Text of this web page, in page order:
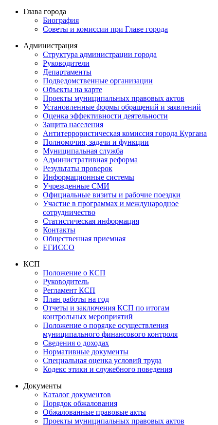
Глава города
Биография
Советы и комиссии при Главе города
Администрация
Структура администрации города
Руководители
Департаменты
Подведомственные организации
Объекты на карте
Проекты муниципальных правовых актов
Установленные формы обращений и заявлений
Оценка эффективности деятельности
Защита населения
Антитеррористическая комиссия города Кургана
Полномочия, задачи и функции
Муниципальная служба
Административная реформа
Результаты проверок
Информационные системы
Учрежденные СМИ
Официальные визиты и рабочие поездки
Участие в программах и международное
сотрудничество
Статистическая информация
Контакты
Общественная приемная
ЕГИССО
КСП
Положение о КСП
Руководитель
Регламент КСП
План работы на год
Отчеты и заключения КСП по итогам
контрольных мероприятий
Положение о порядке осуществления
муниципального финансового контроля
Сведения о доходах
Нормативные документы
Специальная оценка условий труда
Кодекс этики и служебного поведения
Документы
Каталог документов
Порядок обжалования
Обжалованные правовые акты
Проекты муниципальных правовых актов